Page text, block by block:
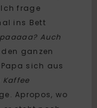
frage
ins Bett
Auch
ganzen
sich aus
Kaffee
Apropos, wo